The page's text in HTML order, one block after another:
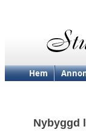
Hem
Nybyggd